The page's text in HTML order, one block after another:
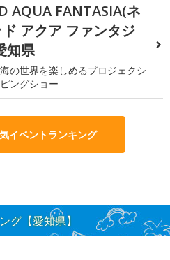
AQUA FANTASIA(ネ
アクア ファンタジ
知県
の世界を楽しめるプロジェクシ
ングショー
イベントランキング
グ【愛知県】